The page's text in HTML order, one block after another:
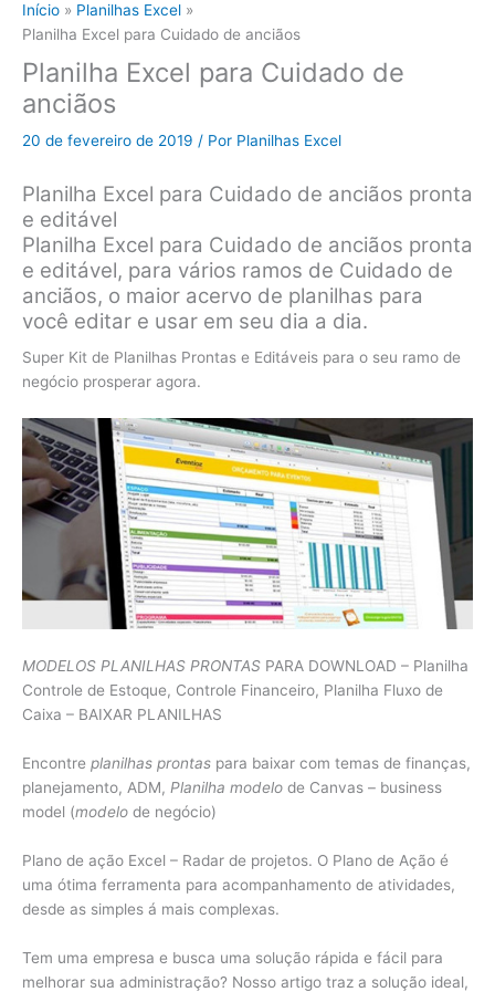
Início
Planilhas Excel
Planilha Excel para Cuidado de anciãos
Planilha Excel para Cuidado de
anciãos
20 de fevereiro de 2019 / Por Planilhas Excel
Planilha Excel para Cuidado de anciãos pronta
e editável
Planilha Excel para Cuidado de anciãos pronta
e editável, para vários ramos de Cuidado de
anciãos, o maior acervo de planilhas para
você editar e usar em seu dia a dia.
Super Kit de Planilhas Prontas e Editáveis para o seu ramo de
negócio prosperar agora.
MODELOS PLANILHAS PRONTAS PARA DOWNLOAD – Planilha
Controle de Estoque, Controle Financeiro, Planilha Fluxo de
Caixa – BAIXAR PLANILHAS
Encontre planilhas prontas para baixar com temas de finanças,
planejamento, ADM, Planilha modelo de Canvas – business
model (modelo de negócio)
Plano de ação Excel – Radar de projetos. O Plano de Ação é
uma ótima ferramenta para acompanhamento de atividades,
desde as simples á mais complexas.
Tem uma empresa e busca uma solução rápida e fácil para
melhorar sua administração? Nosso artigo traz a solução ideal,